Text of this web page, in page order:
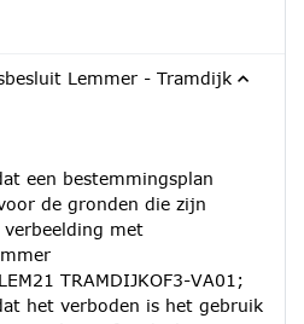
Lemmer - Tramdijk
een bestemmingsplan
de gronden die zijn
verbeelding met
TRAMDIJKOF3-VA01;
het verboden is het gebruik